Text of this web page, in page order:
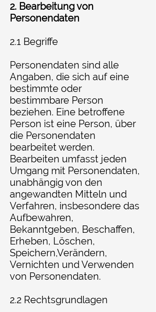
2. Bearbeitung von
Personendaten
2.1 Begriffe
Personendaten sind alle
Angaben, die sich auf eine
bestimmte oder
bestimmbare Person
beziehen. Eine betroffene
Person ist eine Person, über
die Personendaten
bearbeitet werden.
Bearbeiten umfasst jeden
Umgang mit Personendaten,
unabhängig von den
angewandten Mitteln und
Verfahren, insbesondere das
Aufbewahren,
Bekanntgeben, Beschaffen,
Erheben, Löschen,
Speichern,Verändern,
Vernichten und Verwenden
von Personendaten.
2.2 Rechtsgrundlagen